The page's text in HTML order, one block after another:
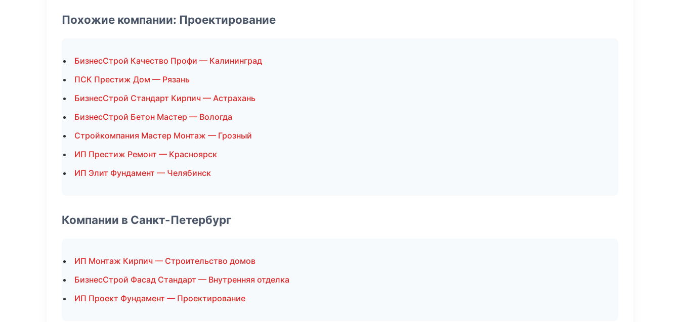
Похожие компании: Проектирование
БизнесСтрой Качество Профи — Калининград
ПСК Престиж Дом — Рязань
БизнесСтрой Стандарт Кирпич — Астрахань
БизнесСтрой Бетон Мастер — Вологда
Стройкомпания Мастер Монтаж — Грозный
ИП Престиж Ремонт — Красноярск
ИП Элит Фундамент — Челябинск
Компании в Санкт-Петербург
ИП Монтаж Кирпич — Строительство домов
БизнесСтрой Фасад Стандарт — Внутренняя отделка
ИП Проект Фундамент — Проектирование